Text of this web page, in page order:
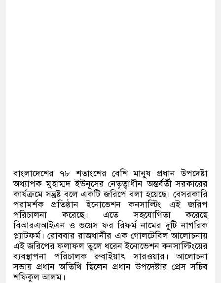
বাংলাদেশের ৭৮ শতাংশের বেশি মানুষ প্রধান উপদেষ্টা
অধ্যাপক মুহাম্মদ ইউনূসের নেতৃত্বাধীন অন্তর্বর্তী সরকারের
কার্যক্রমে সন্তুষ্ট বলে একটি জরিপে বলা হয়েছে। বেসরকারি
পরামর্শক প্রতিষ্ঠান ইনোভেশন কনসাল্টিং এই জরিপ
পরিচালনা করেছে। এতে সহযোগিতা করেছে
বিআরএআইএন ও ভয়েস ফর রিফর্ম নামের দুটি নাগরিক
প্ল্যাটফর্ম। রোববার রাজধানীর এক গোলটেবিল আলোচনায়
এই জরিপের ফলাফল তুলে ধরেন ইনোভেশন কনসাল্টিংয়ের
ব্যবস্থাপনা পরিচালক রুবাইয়াৎ সারওয়ার। আলোচনা
সভায় প্রধান অতিথি ছিলেন প্রধান উপদেষ্টার প্রেস সচিব
শফিকুল আলম।